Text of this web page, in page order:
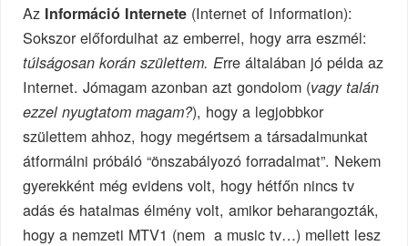
Az Információ Internete (Internet of Information):
Sokszor előfordulhat az emberrel, hogy arra eszmél:
túlságosan korán születtem. Erre általában jó példa az
Internet. Jómagam azonban azt gondolom (vagy talán
ezzel nyugtatom magam?), hogy a legjobbkor
születtem ahhoz, hogy megértsem a társadalmunkat
átformálni próbáló “önszabályozó forradalmat”. Nekem
gyerekként még evidens volt, hogy hétfőn nincs tv
adás és hatalmas élmény volt, amikor beharangozták,
hogy a nemzeti MTV1 (nem a music tv…) mellett lesz